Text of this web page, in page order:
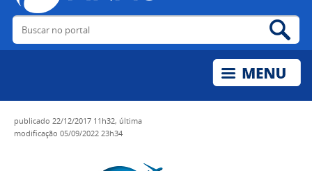
Legislação
Buscar no portal
publicado 22/12/2017 11h32, última
modificação 05/09/2022 23h34